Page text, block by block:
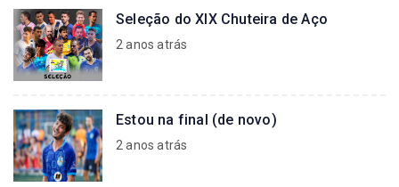
Seleção do XIX Chuteira de Aço
2 anos atrás
Estou na final (de novo)
2 anos atrás